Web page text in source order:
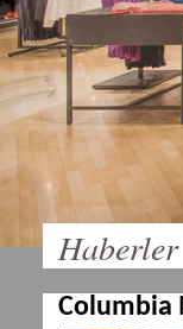
Haberler
Columbia